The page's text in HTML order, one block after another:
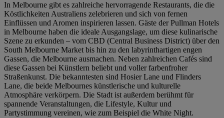
In Melbourne gibt es zahlreiche hervorragende Restaurants, die die
Köstlichkeiten Australiens zelebrieren und sich von fernen
Einflüssen und Aromen inspirieren lassen. Gäste der Pullman Hotels
in Melbourne haben die ideale Ausgangslage, um diese kulinarische
Szene zu erkunden – vom CBD (Central Business District) über den
South Melbourne Market bis hin zu den labyrinthartigen engen
Gassen, die Melbourne ausmachen. Neben zahlreichen Cafés sind
diese Gassen bei Künstlern beliebt und voller farbenfroher
Straßenkunst. Die bekanntesten sind Hosier Lane und Flinders
Lane, die beide Melbournes künstlerische und kulturelle
Atmosphäre verkörpern. Die Stadt ist außerdem berühmt für
spannende Veranstaltungen, die Lifestyle, Kultur und
Partystimmung vereinen, wie zum Beispiel die White Night.